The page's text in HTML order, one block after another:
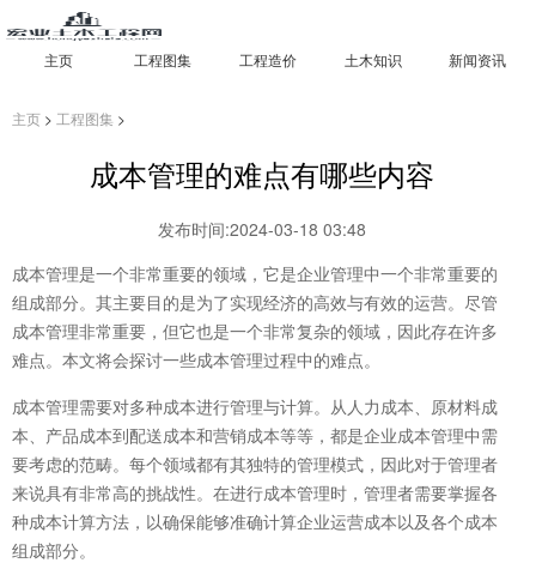
主页 工程图集 工程造价 土木知识 新闻资讯
主页 > 工程图集 >
成本管理的难点有哪些内容
发布时间:2024-03-18 03:48
成本管理是一个非常重要的领域，它是企业管理中一个非常重要的
组成部分。其主要目的是为了实现经济的高效与有效的运营。尽管
成本管理非常重要，但它也是一个非常复杂的领域，因此存在许多
难点。本文将会探讨一些成本管理过程中的难点。
成本管理需要对多种成本进行管理与计算。从人力成本、原材料成
本、产品成本到配送成本和营销成本等等，都是企业成本管理中需
要考虑的范畴。每个领域都有其独特的管理模式，因此对于管理者
来说具有非常高的挑战性。在进行成本管理时，管理者需要掌握各
种成本计算方法，以确保能够准确计算企业运营成本以及各个成本
组成部分。